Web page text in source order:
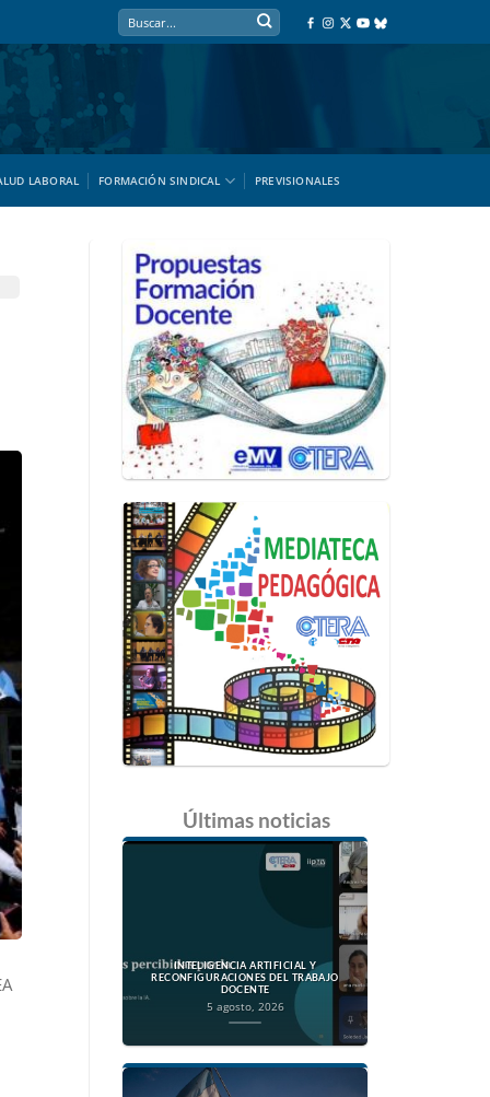
LABORAL FORMACIÓN SINDICAL PREVISIONALES
Últimas noticias
INTELIGENCIA ARTIFICIAL Y
RECONFIGURACIONES DEL TRABAJO
DOCENTE
5 agosto, 2026